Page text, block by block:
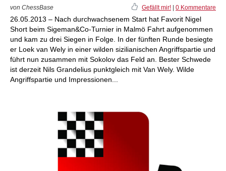
von ChessBase Gefällt mir! 0 Kommentare
26.05.2013 – Nach durchwachsenem Start hat Favorit Nigel
Short beim Sigeman&Co-Turnier in Malmö Fahrt aufgenommen
und kam zu drei Siegen in Folge. In der fünften Runde besiegte
er Loek van Wely in einer wilden sizilianischen Angriffspartie und
führt nun zusammen mit Sokolov das Feld an. Bester Schwede
ist derzeit Nils Grandelius punktgleich mit Van Wely. Wilde
Angriffspartie und Impressionen...